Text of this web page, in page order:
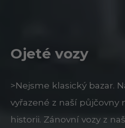
Ojeté vozy
>Nejsme klasický bazar.
vyřazené z naší půjčovny
historii. Zánovní vozy z